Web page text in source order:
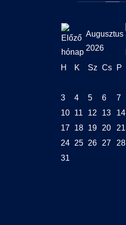
Augusztus
2026
H K Sz Cs P
3
4 5 6 7
10 11 12 13 14
17 18 19 20 21
24 25 26 27 28
31